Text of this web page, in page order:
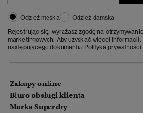
Odzież męska
Odzież damska
Rejestrując się, wyrażasz zgodę na
marketingowych. Aby uzyskać więcej informacji,
następującego dokumentu: Polityka prywatności
Zakupy online
Biuro obsługi klienta
Marka Superdry